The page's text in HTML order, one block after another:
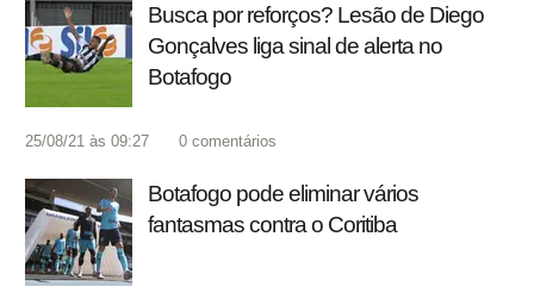
Busca por reforços? Lesão de Diego
Gonçalves liga sinal de alerta no
Botafogo
25/08/21 às 09:27 0 comentários
Botafogo pode eliminar vários
fantasmas contra o Coritiba